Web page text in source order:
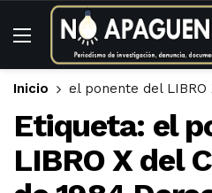
Inicio el ponente del LIBRO
Etiqueta: el
LIBRO X del